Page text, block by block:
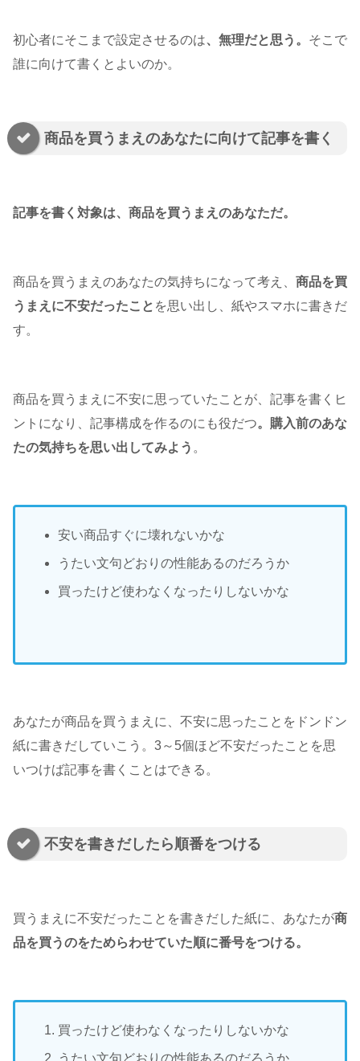
初心者にそこまで設定させるのは、無理だと思う。 そこで
誰に向けて書くとよいのか。
商品を買うまえのあなたに向けて記事を書く
記事を書く対象は、商品を買うまえのあなただ。
商品を買うまえのあなたの気持ちになって考え、 商品を買
うまえに不安だったこと を思い出し、紙やスマホに書きだ
す。
商品を買うまえに不安に思っていたことが、記事を書くヒ
ントになり、記事構成を作るのにも役だつ。購入前のあな
たの気持ちを思い出してみよう 。
安い商品すぐに壊れないかな
うたい文句どおりの性能あるのだろうか
買ったけど使わなくなったりしないかな
あなたが商品を買うまえに、不安に思ったことをドンドン
紙に書きだしていこう。3～5個ほど不安だったことを思
いつけば記事を書くことはできる。
不安を書きだしたら順番をつける
買うまえに不安だったことを書きだした紙に、あなたが商
品を買うのをためらわせていた順に番号をつける。
買ったけど使わなくなったりしないかな